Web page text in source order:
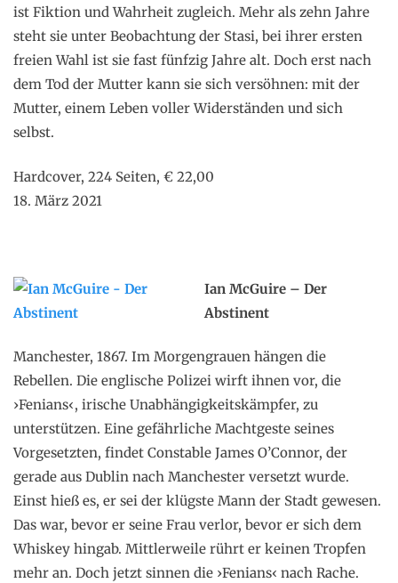
ist Fiktion und Wahrheit zugleich. Mehr als zehn Jahre
steht sie unter Beobachtung der Stasi, bei ihrer ersten
freien Wahl ist sie fast fünfzig Jahre alt. Doch erst nach
dem Tod der Mutter kann sie sich versöhnen: mit der
Mutter, einem Leben voller Widerständen und sich
selbst.
Hardcover, 224 Seiten, € 22,00
18. März 2021
Ian McGuire – Der
Abstinent
Manchester, 1867. Im Morgengrauen hängen die
Rebellen. Die englische Polizei wirft ihnen vor, die
›Fenians‹, irische Unabhängigkeitskämpfer, zu
unterstützen. Eine gefährliche Machtgeste seines
Vorgesetzten, findet Constable James O’Connor, der
gerade aus Dublin nach Manchester versetzt wurde.
Einst hieß es, er sei der klügste Mann der Stadt gewesen.
Das war, bevor er seine Frau verlor, bevor er sich dem
Whiskey hingab. Mittlerweile rührt er keinen Tropfen
mehr an. Doch jetzt sinnen die ›Fenians‹ nach Rache.